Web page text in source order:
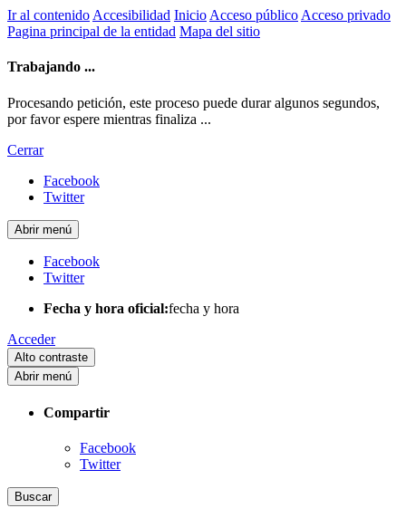
Ir al contenido Accesibilidad Inicio Acceso público Acceso privado
Pagina principal de la entidad Mapa del sitio
Trabajando ...
Procesando petición, este proceso puede durar algunos segundos,
por favor espere mientras finaliza ...
Cerrar
Facebook
Twitter
Abrir menú
Facebook
Twitter
Fecha y hora oficial:fecha y hora
Acceder
Alto contraste
Abrir menú
Compartir
Facebook
Twitter
Buscar